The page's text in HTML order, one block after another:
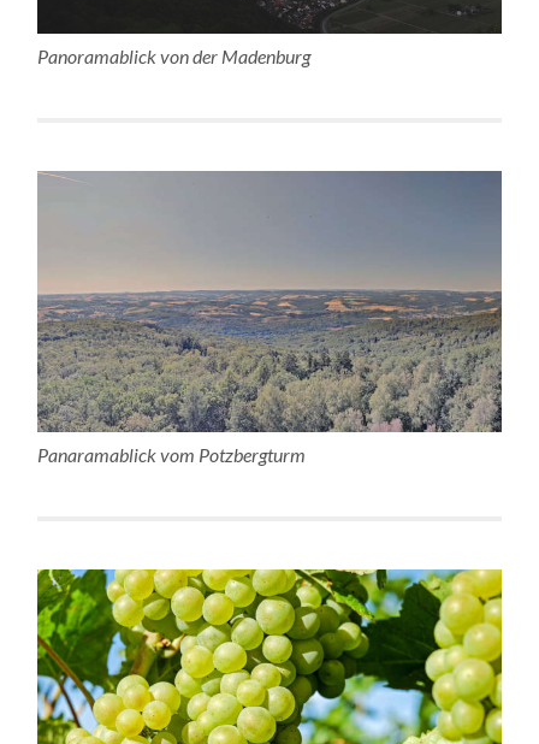
Panoramablick von der Madenburg
Panaramablick vom Potzbergturm